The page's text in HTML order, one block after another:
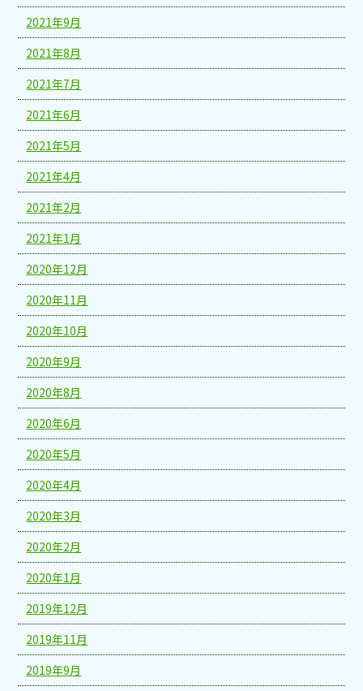
2021年9月
2021年8月
2021年7月
2021年6月
2021年5月
2021年4月
2021年2月
2021年1月
2020年12月
2020年11月
2020年10月
2020年9月
2020年8月
2020年6月
2020年5月
2020年4月
2020年3月
2020年2月
2020年1月
2019年12月
2019年11月
2019年9月